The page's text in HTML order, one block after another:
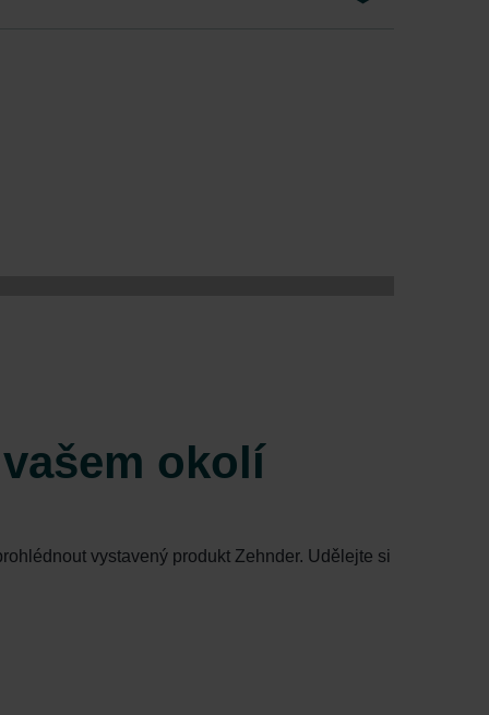
okolí
vystavený produkt Zehnder. Udělejte si